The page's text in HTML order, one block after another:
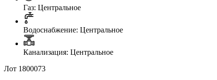
Газ: Центральное
Водоснабжение: Центральное
Канализация: Центральное
Лот 1800073